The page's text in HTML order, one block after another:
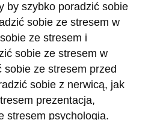
by szybko poradzić sobie
sobie ze stresem w
ze stresem i
sobie ze stresem w
sobie ze stresem przed
sobie z nerwicą, jak
prezentacja,
stresem psychologia.